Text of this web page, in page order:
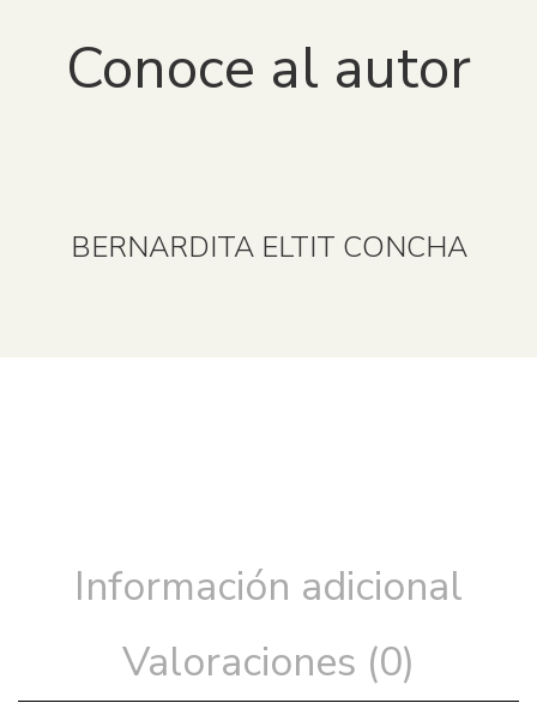
Conoce al autor
BERNARDITA ELTIT CONCHA
Información adicional
Valoraciones (0)